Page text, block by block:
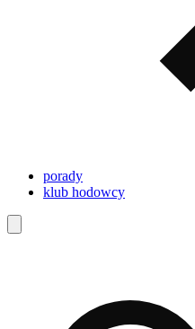
porady
klub hodowcy